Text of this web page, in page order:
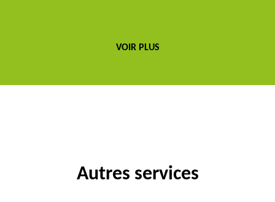
VOIR PLUS
Autres services